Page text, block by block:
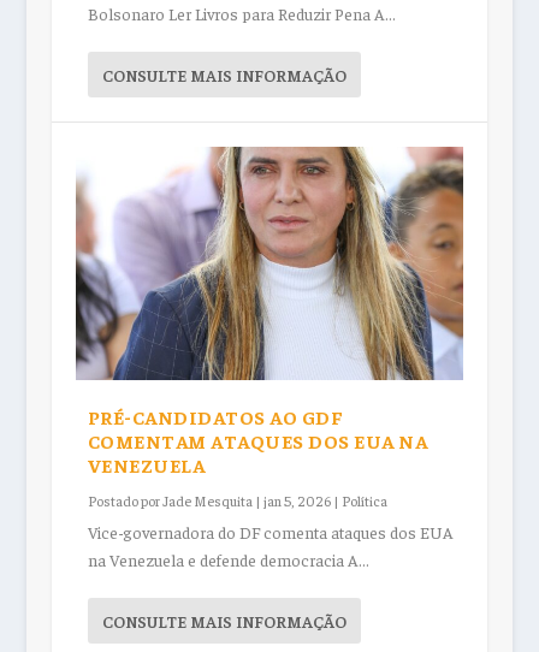
Bolsonaro Ler Livros para Reduzir Pena A...
CONSULTE MAIS INFORMAÇÃO
PRÉ-CANDIDATOS AO GDF
COMENTAM ATAQUES DOS EUA NA
VENEZUELA
Postado porJade Mesquita | jan 5, 2026| Política
Vice-governadora do DF comenta ataques dos EUA
na Venezuela e defende democracia A...
CONSULTE MAIS INFORMAÇÃO